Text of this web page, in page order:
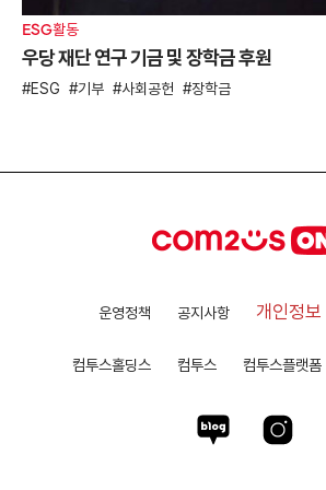
ESG활동
우당 재단 연구 기금 및 장학금 후원
ESG 기부 사회공헌 장학금
운영정책 공지사항 개인정보
컴투스홀딩스 컴투스 컴투스플랫폼